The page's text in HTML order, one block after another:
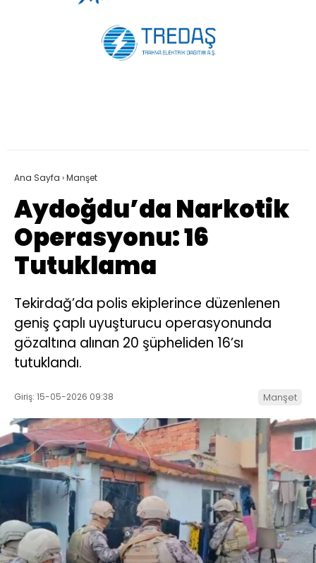
Ana Sayfa ›Manşet
Aydoğdu’da Narkotik
Operasyonu: 16
Tutuklama
Tekirdağ’da polis ekiplerince düzenlenen
geniş çaplı uyuşturucu operasyonunda
gözaltına alınan 20 şüpheliden 16’sı
tutuklandı.
Giriş: 15-05-2026 09:38 Manşet